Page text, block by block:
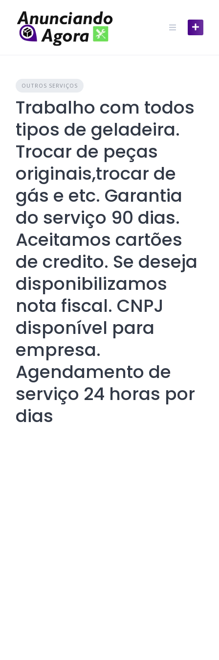
OUTROS SERVIÇOS
Trabalho com todos
tipos de geladeira.
Trocar de peças
originais,trocar de
gás e etc. Garantia
do serviço 90 dias.
Aceitamos cartões
de credito. Se deseja
disponibilizamos
nota fiscal. CNPJ
disponível para
empresa.
Agendamento de
serviço 24 horas por
dias